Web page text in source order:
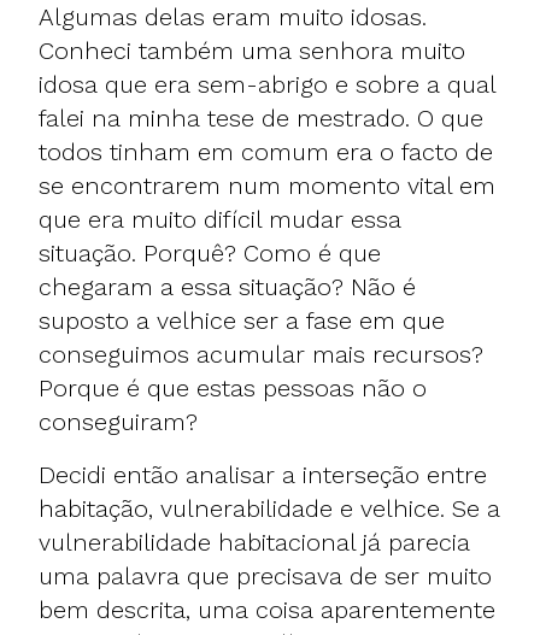
Algumas delas eram muito idosas.
Conheci também uma senhora muito
idosa que era sem-abrigo e sobre a qual
falei na minha tese de mestrado. O que
todos tinham em comum era o facto de
se encontrarem num momento vital em
que era muito difícil mudar essa
situação. Porquê? Como é que
chegaram a essa situação? Não é
suposto a velhice ser a fase em que
conseguimos acumular mais recursos?
Porque é que estas pessoas não o
conseguiram?
Decidi então analisar a interseção entre
habitação, vulnerabilidade e velhice. Se a
vulnerabilidade habitacional já parecia
uma palavra que precisava de ser muito
bem descrita, uma coisa aparentemente